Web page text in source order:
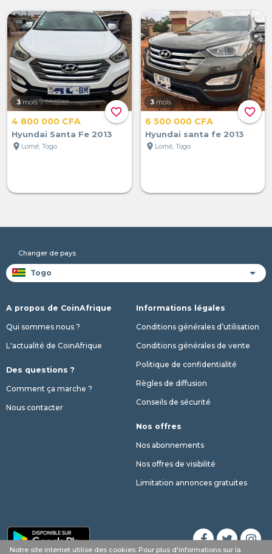
favorite_border
3 mois
4 800 000 CFA
Hyundai Santa Fe 2013
location_on Lomé, Togo
favorite_border
3 mois
6 500 000 CFA
Hyundai santa fe 2013
location_on Lomé, Togo
Notre site internet utilise des cookies. Pour plus d'informations sur la
Changer de pays
A propos de CoinAfrique
Qui sommes nous ?
L'actualité de CoinAfrique
Des questions ?
Comment ça marche ?
Nous contacter
Informations légales
Conditions générales d’utilisation
Conditions générales de vente
Politique de confidentialité
Règles de diffusion
Conseils de sécurité
Nos offres
Nos abonnements
Nos offres de visibilité
Limitation annonces gratuites